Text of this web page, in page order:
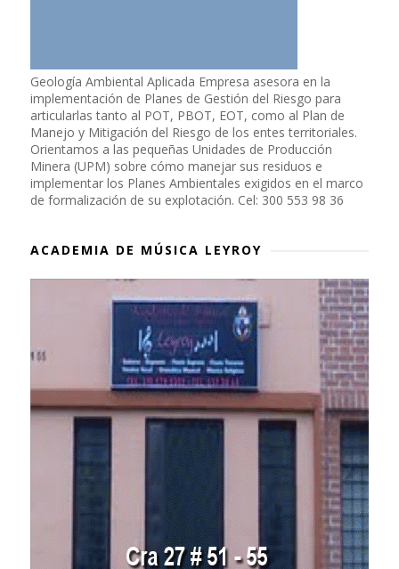
Geología Ambiental Aplicada Empresa asesora en la
implementación de Planes de Gestión del Riesgo para
articularlas tanto al POT, PBOT, EOT, como al Plan de
Manejo y Mitigación del Riesgo de los entes territoriales.
Orientamos a las pequeñas Unidades de Producción
Minera (UPM) sobre cómo manejar sus residuos e
implementar los Planes Ambientales exigidos en el marco
de formalización de su explotación. Cel: 300 553 98 36
ACADEMIA DE MÚSICA LEYROY